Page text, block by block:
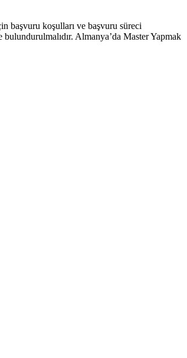
başvuru koşulları ve başvuru süreci
Almanya’da Master Yapmak